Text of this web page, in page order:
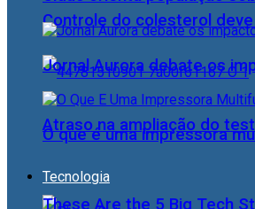
Controle do colesterol
Atraso na ampliação do
Tecnologia
Jornal Aurora debate os
O que é uma impressora
These Are the 5 Big Tech